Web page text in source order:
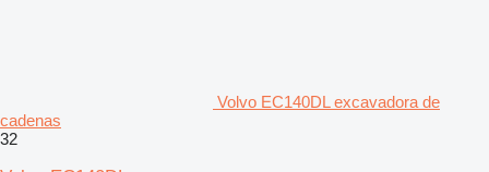
Volvo EC140DL excavadora de
cadenas
32